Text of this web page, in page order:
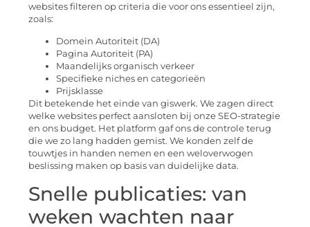
websites filteren op criteria die voor ons essentieel zijn,
zoals:
Domein Autoriteit (DA)
Pagina Autoriteit (PA)
Maandelijks organisch verkeer
Specifieke niches en categorieën
Prijsklasse
Dit betekende het einde van giswerk. We zagen direct
welke websites perfect aansloten bij onze SEO-strategie
en ons budget. Het platform gaf ons de controle terug
die we zo lang hadden gemist. We konden zelf de
touwtjes in handen nemen en een weloverwogen
beslissing maken op basis van duidelijke data.
Snelle publicaties: van
weken wachten naar